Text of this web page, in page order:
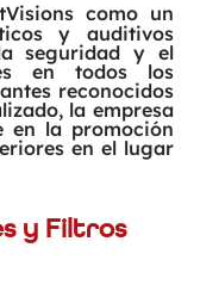
como un
y auditivos
seguridad y el
en todos los
reconocidos
la empresa
en la promoción
en el lugar
y Filtros